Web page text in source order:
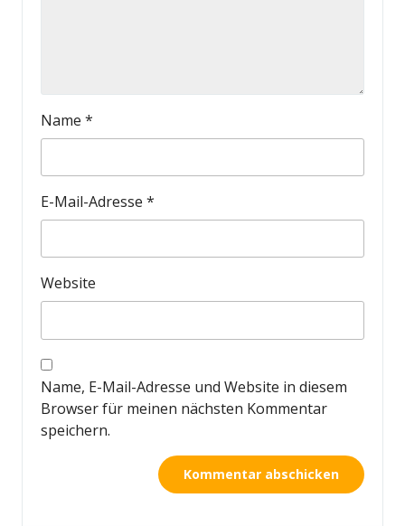
Name *
E-Mail-Adresse *
Website
Name, E-Mail-Adresse und Website in diesem
Browser für meinen nächsten Kommentar
speichern.